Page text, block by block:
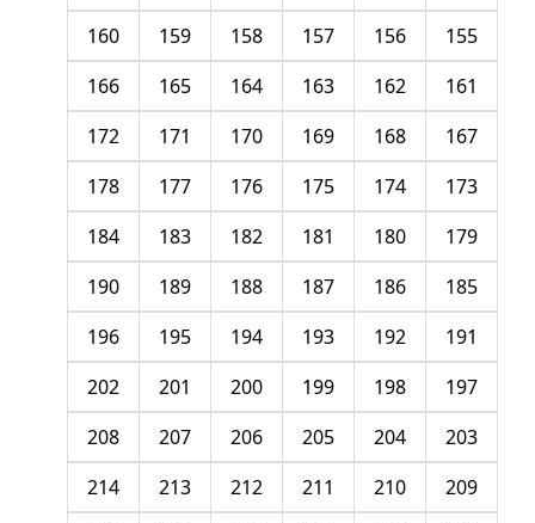
155
156
157
158
159
160
161
162
163
164
165
166
167
168
169
170
171
172
173
174
175
176
177
178
179
180
181
182
183
184
185
186
187
188
189
190
191
192
193
194
195
196
197
198
199
200
201
202
203
204
205
206
207
208
209
210
211
212
213
214